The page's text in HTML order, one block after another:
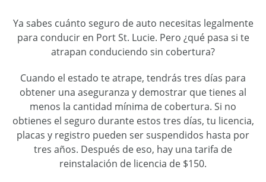
Ya sabes cuánto seguro de auto necesitas legalmente
para conducir en Port St. Lucie. Pero ¿qué pasa si te
atrapan conduciendo sin cobertura?
Cuando el estado te atrape, tendrás tres días para
obtener una aseguranza y demostrar que tienes al
menos la cantidad mínima de cobertura. Si no
obtienes el seguro durante estos tres días, tu licencia,
placas y registro pueden ser suspendidos hasta por
tres años. Después de eso, hay una tarifa de
reinstalación de licencia de $150.